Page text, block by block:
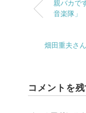
親バカで
音楽隊」
畑田重夫さ
コメントを